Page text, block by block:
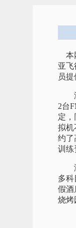
本
亚
员
海
2台
定，
拟机
约了
训练
海
多
假酒
烧烤